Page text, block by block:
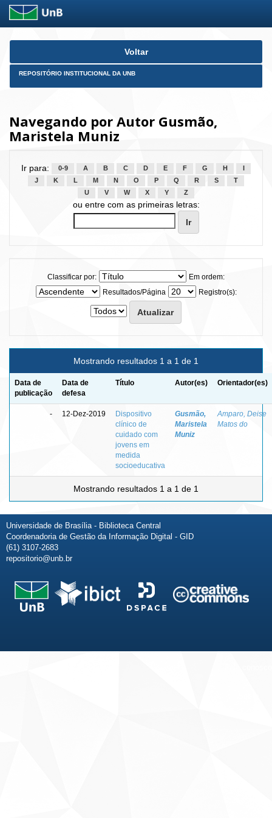
Skip
Voltar
REPOSITÓRIO INSTITUCIONAL DA UNB
Navegando por Autor Gusmão,
Maristela Muniz
Ir para: 0-9 A B C D E F G H
J
K L M N O P Q R S
T
U
V W X Y Z
ou entre com as primeiras letras:
Classificar por:
Em ordem:
Resultados/Página
Registro(s):
Mostrando resultados 1 a 1 de 1
Data de
publicação
Data de
defesa
Título Autor(es) Orientador(es)
- 12-Dez-2019
Dispositivo
clínico de
cuidado com
jovens em
medida
socioeducativa
Gusmão,
Maristela
Muniz
Amparo, Deise
Matos do
Mostrando resultados 1 a 1 de 1
Universidade de Brasília - Biblioteca Central
Coordenadoria de Gestão da Informação Digital - GID
(61) 3107-2683
repositorio@unb.br